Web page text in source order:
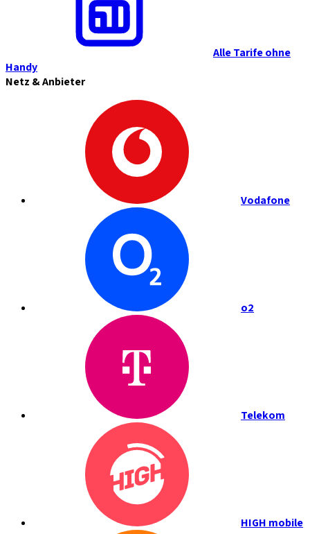
Alle Tarife ohne
Handy
Netz & Anbieter
Vodafone
o2
Telekom
HIGH mobile